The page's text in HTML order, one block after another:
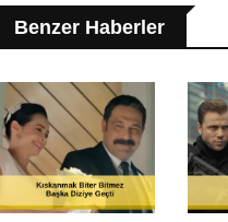
Benzer Haberler